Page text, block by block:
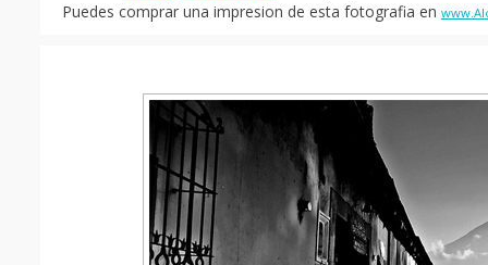
Puedes comprar una impresion de esta fotografia en